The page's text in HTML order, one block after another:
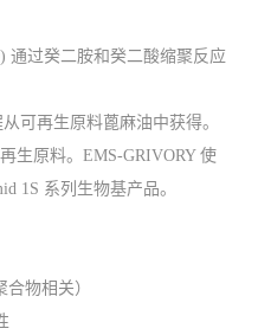
通过癸二胺和癸二酸缩聚反应
可再生原料蓖麻油中获得。
生原料。EMS-GRIVORY 使
1S 系列生物基产品。
物相关）